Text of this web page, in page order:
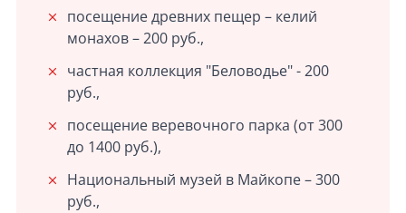
посещение древних пещер – келий
монахов – 200 руб.,
частная коллекция "Беловодье" - 200
руб.,
посещение веревочного парка (от 300
до 1400 руб.),
Национальный музей в Майкопе – 300
руб.,